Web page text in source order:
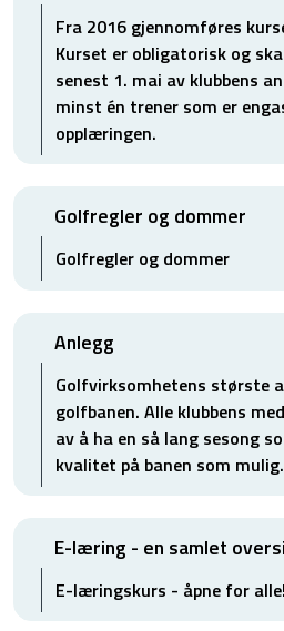
Fra 2016 gjennomføres
Kurset er obligatorisk og
senest 1. mai av klubbens
minst én trener som er
opplæringen.
Golfregler og dommer
Golfregler og dommer
Anlegg
Golfvirksomhetens største
golfbanen. Alle klubbens
av å ha en så lang sesong
kvalitet på banen som mulig.
E-læring - en samlet
E-læringskurs - åpne for alle!